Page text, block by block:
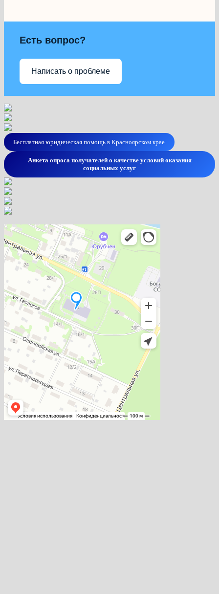
Есть вопрос?
Написать о проблеме
Бесплатная юридическая помощь в Красноярском крае
Анкета опроса получателей о качестве условий оказания
социальных услуг